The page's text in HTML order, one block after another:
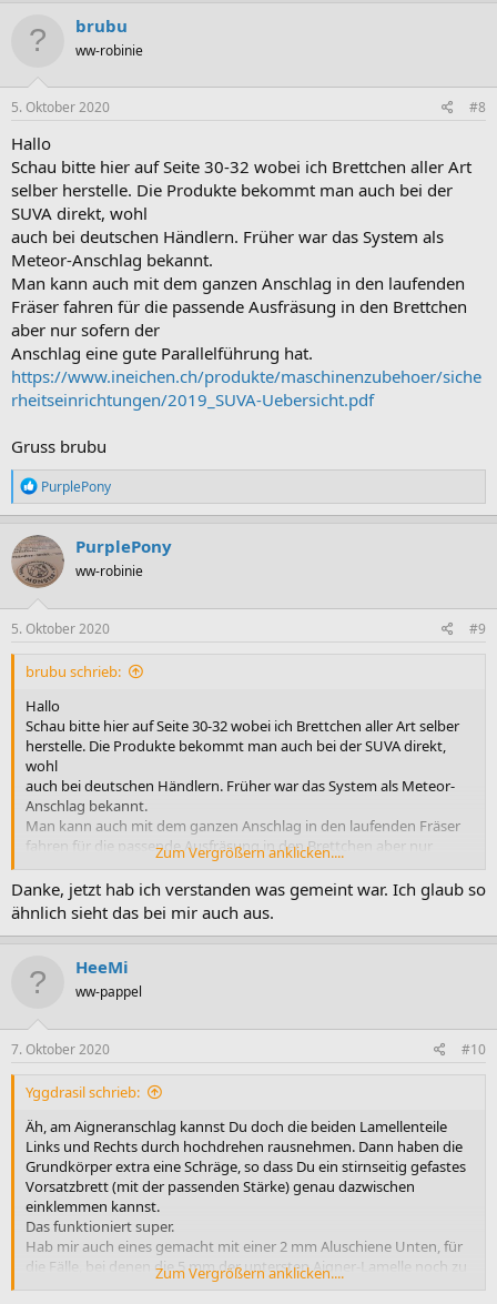
brubu
ww-robinie
5. Oktober 2020 #8
Hallo
Schau bitte hier auf Seite 30-32 wobei ich Brettchen aller Art
selber herstelle. Die Produkte bekommt man auch bei der
SUVA direkt, wohl
auch bei deutschen Händlern. Früher war das System als
Meteor-Anschlag bekannt.
Man kann auch mit dem ganzen Anschlag in den laufenden
Fräser fahren für die passende Ausfräsung in den Brettchen
aber nur sofern der
Anschlag eine gute Parallelführung hat.
https://www.ineichen.ch/produkte/maschinenzubehoer/siche
rheitseinrichtungen/2019_SUVA-Uebersicht.pdf
Gruss brubu
R
e
a
k
t
i
o
n
e
PurplePony
PurplePony
ww-robinie
5. Oktober 2020 #9
brubu schrieb:
Hallo
Schau bitte hier auf Seite 30-32 wobei ich Brettchen aller Art selber
herstelle. Die Produkte bekommt man auch bei der SUVA direkt,
wohl
auch bei deutschen Händlern. Früher war das System als Meteor-
Anschlag bekannt.
Man kann auch mit dem ganzen Anschlag in den laufenden Fräser
fahren für die passende Ausfräsung in den Brettchen aber nur
Anschlag eine gute Parallelführung hat.
https://www.ineichen.ch/produkte/maschinenzubehoer/sicherheits
einrichtungen/2019_SUVA-Uebersicht.pdf
Gruss brubu
Zum Vergrößern anklicken....
Danke, jetzt hab ich verstanden was gemeint war. Ich glaub so
ähnlich sieht das bei mir auch aus.
HeeMi
ww-pappel
7. Oktober 2020 #10
Yggdrasil schrieb:
Äh, am Aigneranschlag kannst Du doch die beiden Lamellenteile
Links und Rechts durch hochdrehen rausnehmen. Dann haben die
Grundkörper extra eine Schräge, so dass Du ein stirnseitig gefastes
Vorsatzbrett (mit der passenden Stärke) genau dazwischen
einklemmen kannst.
Das funktioniert super.
Hab mir auch eines gemacht mit einer 2 mm Aluschiene Unten, für
die Fälle, bei denen die 5 mm der untersten Aigner-Lamelle noch zu
Zum Vergrößern anklicken....